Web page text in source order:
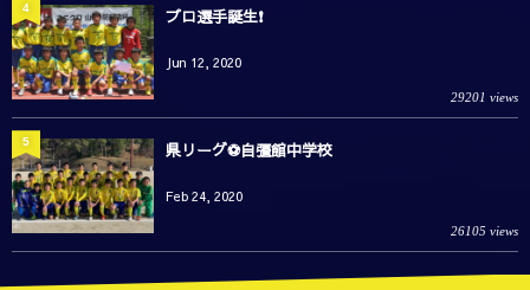
プロ選手誕生❗️
Jun 12, 2020
29201 views
4
県リーグ⚽️自彊館中学校
Feb 24, 2020
26105 views
5